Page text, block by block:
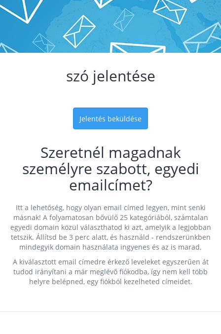
szó jelentése
Jelentés beküldése
Szeretnél magadnak
személyre szabott, egyedi
emailcímet?
Itt a lehetőség, hogy olyan email címed legyen, mint senki
másnak! A folyamatosan bővülő 25 kategóriából, számtalan
egyedi domain közül választhatod ki azt, amelyik a legjobban
tetszik. Állítsd be 3 perc alatt, és használd - rendszerünkben
mindegyik domain használata ingyenes és az is marad.
A kiválasztott email címedre érkező leveleket egyszerűen át
tudod irányítani a már meglévő fiókodba, így nem kell több
helyre belépned, egy fiókból kezelheted címeidet.